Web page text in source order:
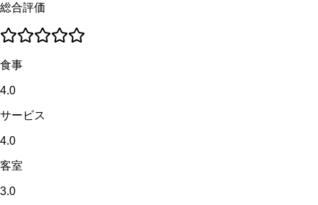
総合評価
食事
4.0
サービス
4.0
客室
3.0